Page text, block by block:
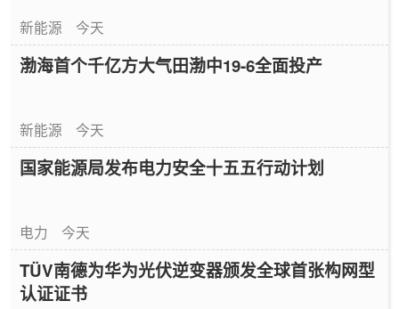
新能源 今天
渤海首个千亿方大气田渤中19-6全面投产
新能源 今天
国家能源局发布电力安全十五五行动计划
电力 今天
TÜV南德为华为光伏逆变器颁发全球首张构网型
认证证书